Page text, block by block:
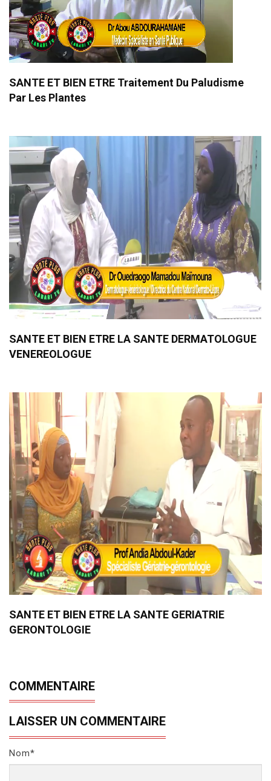
SANTE ET BIEN ETRE Traitement Du Paludisme
Par Les Plantes
SANTE ET BIEN ETRE LA SANTE DERMATOLOGUE
VENEREOLOGUE
SANTE ET BIEN ETRE LA SANTE GERIATRIE
GERONTOLOGIE
COMMENTAIRE
LAISSER UN COMMENTAIRE
Nom*